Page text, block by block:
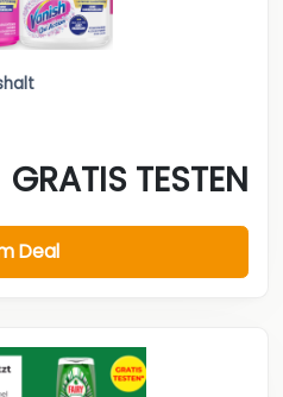
GRATIS TESTEN
Deal